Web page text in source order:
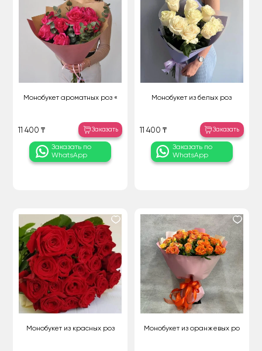
Монобукет ароматных роз «
11 400 ₸ Заказать
Заказать по
WhatsApp
Монобукет из белых роз
11 400 ₸ Заказать
Заказать по
WhatsApp
Монобукет из красных роз Монобукет из оранжевых ро